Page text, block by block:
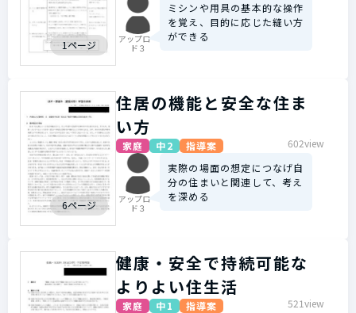
1ページ
アップロー
ド３
ミシンや用具の基本的な操作
を覚え、目的に応じた縫い方
ができる
6ページ
住居の機能と安全な住ま
い方
家庭 中2 指導案 602view
アップロー
ド３
実際の場面の想定につなげ自
分の住まいと関連して、考え
を深める
健康・安全で持続可能な
よりよい住生活
家庭 中1 指導案 521view